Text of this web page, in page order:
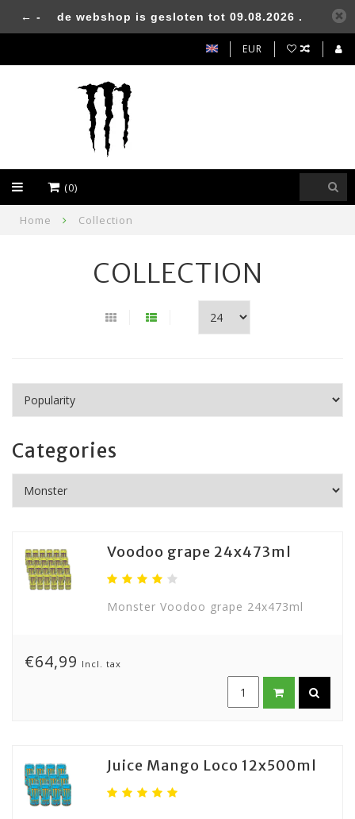
EUR
(0)
Home Collection
COLLECTION
Categories
Voodoo grape 24x473ml
Monster Voodoo grape 24x473ml
€64,99 Incl. tax
Juice Mango Loco 12x500ml
← - de webshop is gesloten tot 09.08.2026 .